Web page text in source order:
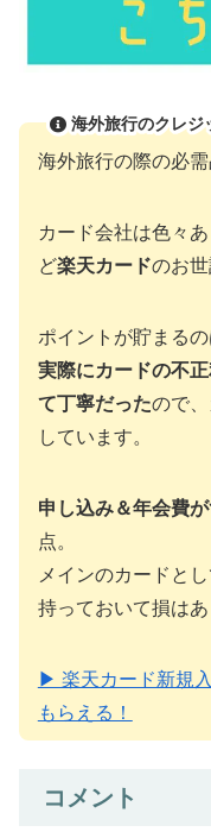
海外旅行のクレジ
海外旅行の際の必
カード会社は色々
ど楽天カードのお世
ポイントが貯まる
実際にカードの不
て丁寧だったので
しています。
申し込み＆年会費
点。
メインのカードと
持っておいて損はあ
▶ 楽天カード新規
もらえる！
コメント